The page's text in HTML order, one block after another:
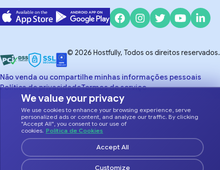
We value your privacy
We use cookies to enhance your browsing experience, serve
personalized ads or content, and analyze our traffic. By clicking
"Accept All", you consent to our use of
cookies. Política de Cookies
Customize
Accept All
© 2026 Hostfully, Todos os direitos reservados.
Não venda ou compartilhe minhas informações pessoais
Política de privacidadeTermos de serviço